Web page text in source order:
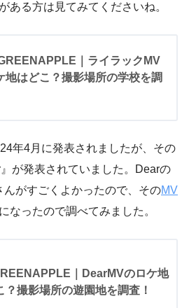
ある方は見てみてくださいね。
｜ライラックMV
地はどこ？撮影場所の学校を調
年4月に発表されましたが、その
が発表されていました。Dearの
んがすごくよかったので、そのMV
なったので調べてみました。
｜DearMVのロケ地
？撮影場所の遊園地を調査！